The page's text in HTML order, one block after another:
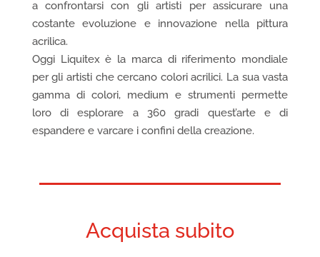
a confrontarsi con gli artisti per assicurare una
costante evoluzione e innovazione nella pittura
acrilica.
Oggi Liquitex è la marca di riferimento mondiale
per gli artisti che cercano colori acrilici. La sua vasta
gamma di colori, medium e strumenti permette
loro di esplorare a 360 gradi quest’arte e di
espandere e varcare i confini della creazione.
Acquista subito